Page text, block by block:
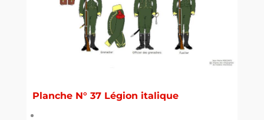
Planche N° 37 Légion italique